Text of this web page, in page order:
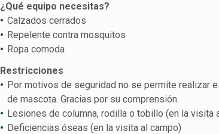
¿Qué equipo necesitas?
Calzados cerrados
Repelente contra mosquitos
Ropa comoda
Restricciones
Por motivos de seguridad no se permite realizar
de mascota. Gracias por su comprensión.
Lesiones de columna, rodilla o tobillo (en la visita
Deficiencias óseas (en la visita al campo)